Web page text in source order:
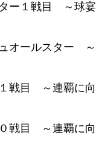
ー１戦目 ～球宴
オールスター ～
戦目 ～連覇に向
戦目 ～連覇に向